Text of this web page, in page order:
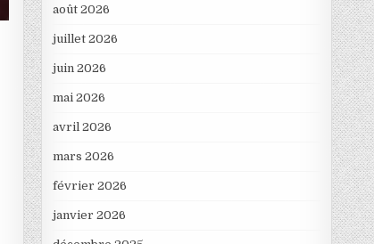
août 2026
juillet 2026
juin 2026
mai 2026
avril 2026
mars 2026
février 2026
janvier 2026